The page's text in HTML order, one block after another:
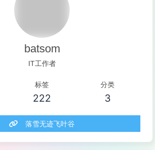
batsom
IT工作者
标签
222
分类
3
落雪无迹飞叶谷